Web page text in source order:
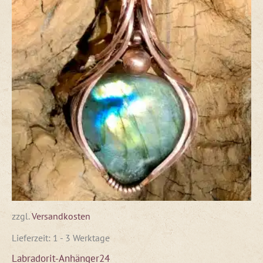
zzgl.Versandkosten
Lieferzeit: 1 - 3 Werktage
Labradorit-Anhänger24